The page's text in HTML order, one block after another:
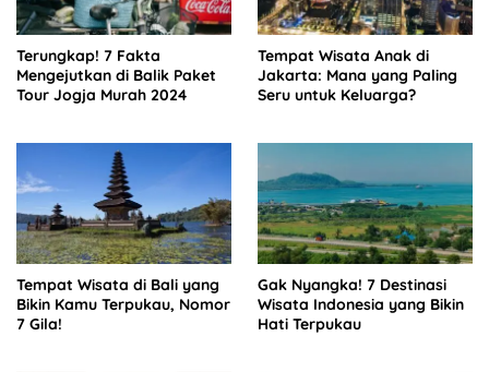
Terungkap! 7 Fakta
Mengejutkan di Balik Paket
Tour Jogja Murah 2024
Tempat Wisata Anak di
Jakarta: Mana yang Paling
Seru untuk Keluarga?
Tempat Wisata di Bali yang
Bikin Kamu Terpukau, Nomor
7 Gila!
Gak Nyangka! 7 Destinasi
Wisata Indonesia yang Bikin
Hati Terpukau